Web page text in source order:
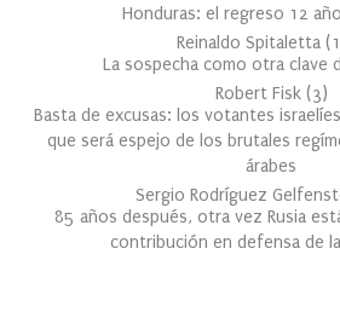
Honduras: el regreso 12
Reinaldo Spitaletta (
La sospecha como otra clave
Robert Fisk (3)
Basta de excusas: los votantes
que será espejo de los brutales
árabes
Sergio Rodríguez
85 años después, otra vez Rusia
contribución en defensa de